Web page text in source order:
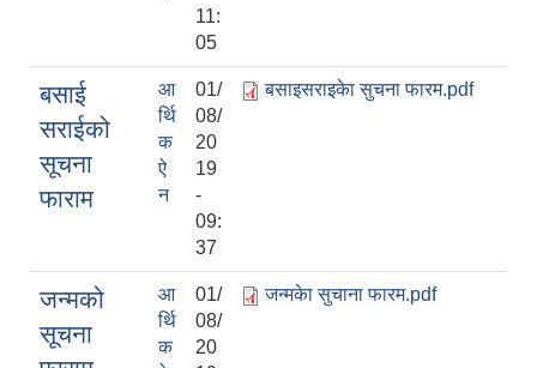
11:
05
बसाई
सराईको
सूचना
फाराम
आ
र्थि
क
ऐ
न
01/
08/
20
19
-
09:
37
बसाइसराइकेा सुचना फारम.pdf
जन्मको
सूचना
आ
र्थि
क
01/
08/
20
जन्मकेा सुचाना फारम.pdf